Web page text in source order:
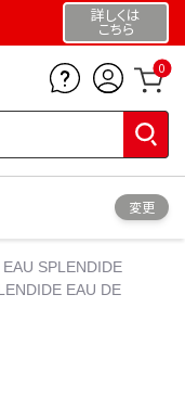
詳しくは
こちら
0
変更
SPLENDIDE
EAU DE